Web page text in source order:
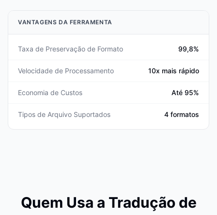
VANTAGENS DA FERRAMENTA
Taxa de Preservação de Formato 99,8%
Velocidade de Processamento 10x mais rápido
Economia de Custos Até 95%
Tipos de Arquivo Suportados 4 formatos
Quem Usa a Tradução de